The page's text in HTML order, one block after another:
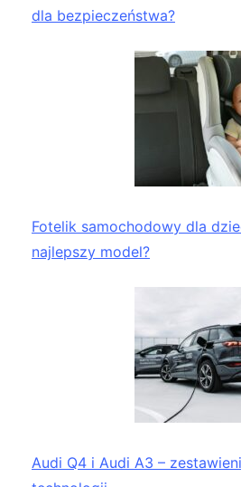
dla bezpieczeństwa?
Fotelik samochodowy dla
najlepszy model?
Audi Q4 i Audi A3 –